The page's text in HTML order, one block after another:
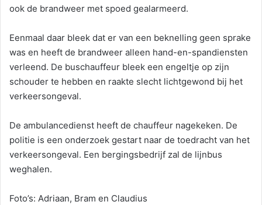
ook de brandweer met spoed gealarmeerd.
Eenmaal daar bleek dat er van een beknelling geen sprake
was en heeft de brandweer alleen hand-en-spandiensten
verleend. De buschauffeur bleek een engeltje op zijn
schouder te hebben en raakte slecht lichtgewond bij het
verkeersongeval.
De ambulancedienst heeft de chauffeur nagekeken. De
politie is een onderzoek gestart naar de toedracht van het
verkeersongeval. Een bergingsbedrijf zal de lijnbus
weghalen.
Foto’s: Adriaan, Bram en Claudius